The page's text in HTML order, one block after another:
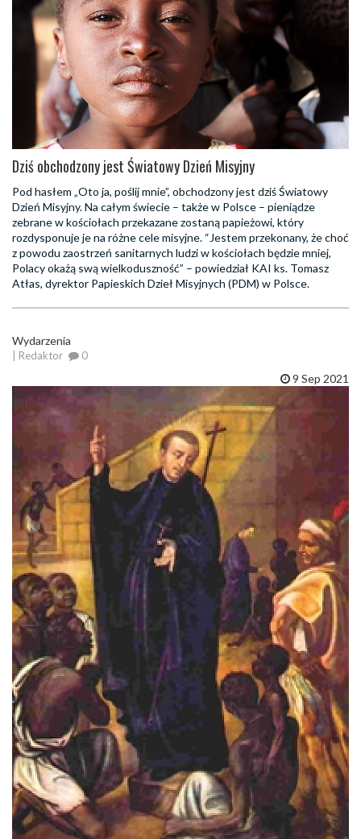
Dziś obchodzony jest Światowy Dzień Misyjny
Pod hasłem „Oto ja, poślij mnie”, obchodzony jest dziś Światowy
Dzień Misyjny. Na całym świecie – także w Polsce – pieniądze
zebrane w kościołach przekazane zostaną papieżowi, który
rozdysponuje je na różne cele misyjne. “Jestem przekonany, że choć
z powodu zaostrzeń sanitarnych ludzi w kościołach będzie mniej,
Polacy okażą swą wielkoduszność” – powiedział KAI ks. Tomasz
Atłas, dyrektor Papieskich Dzieł Misyjnych (PDM) w Polsce.
Wydarzenia
| Redaktor 0
9 Sep 2021